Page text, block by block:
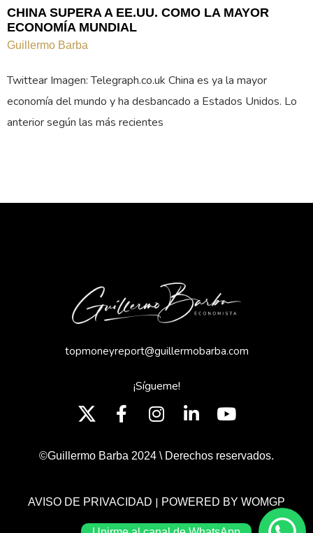
CHINA SUPERA A EE.UU. COMO LA MAYOR
ECONOMÍA MUNDIAL
Guillermo Barba
Twittear Imagen: Telegraph.co.uk China es ya la mayor
economía del mundo y ha desbancado a Estados Unidos. Lo
anterior según las más recientes
topmoneyreport@guillermobarba.com
¡Sígueme!
©Guillermo Barba 2024 \ Derechos reservados.
AVISO DE PRIVACIDAD | POWERED BY WOMGP